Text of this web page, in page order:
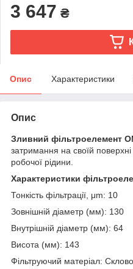
3 647 ₴
Опис Характеристики
Опис
Зливний фільтроелемент
затримання на своїй поверхні
робочої рідини.
Характеристики
Тонкість фільтрації, μm: 10
Зовнішній діаметр (мм): 130
Внутрішній діаметр (мм): 64
Висота (мм): 143
Фільтруючий матеріал: